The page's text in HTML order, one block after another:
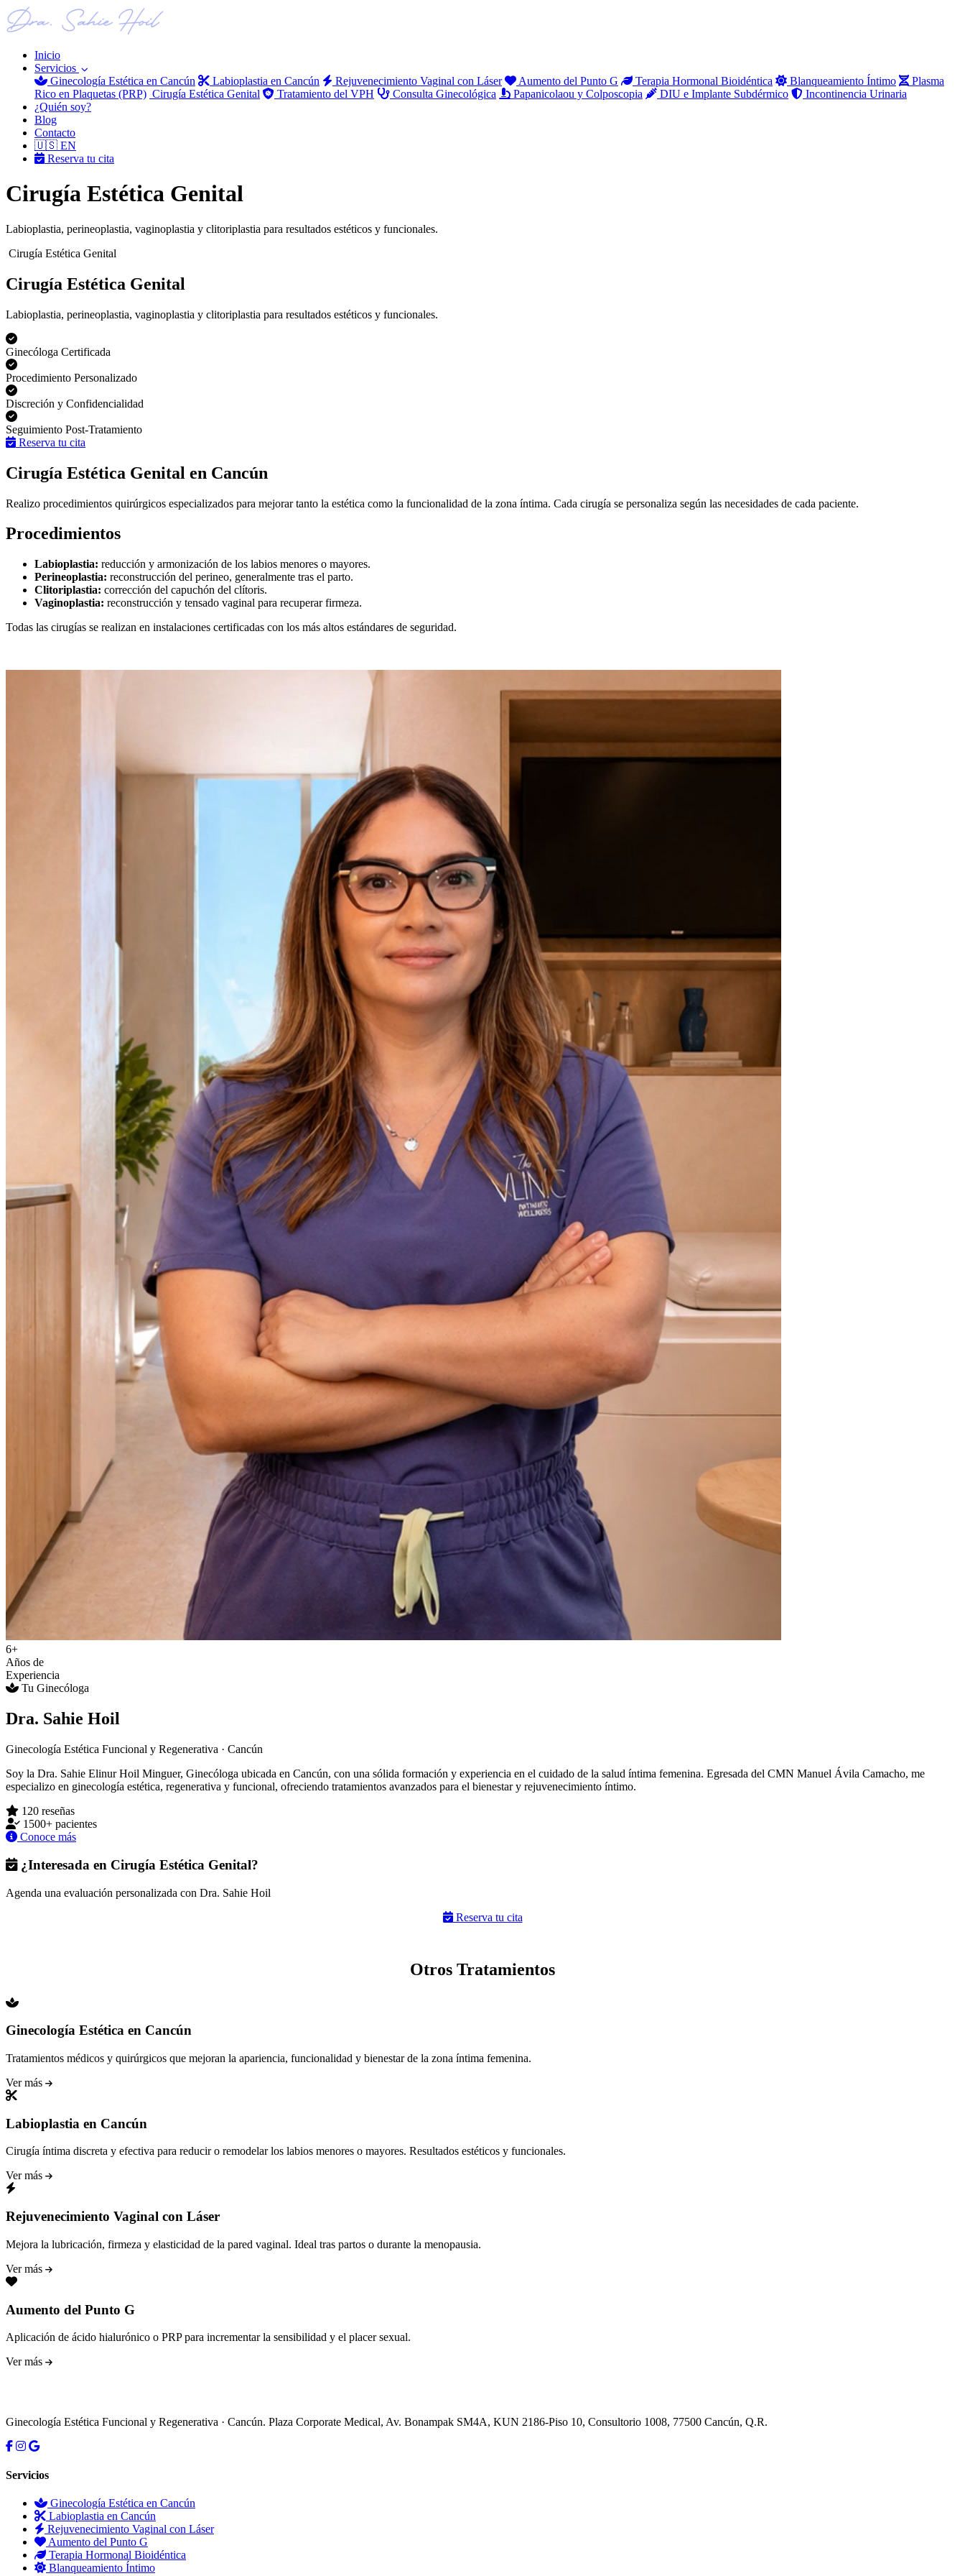
Inicio
Servicios
Ginecología Estética en Cancún
Labioplastia en Cancún Rejuvenecimiento Vaginal con Láser Aumento del Punto G Terapia Hormonal Bioidéntica Blanqueamiento Íntimo
Plasma
Rico en Plaquetas (PRP) Cirugía Estética Genital Tratamiento del VPH Consulta Ginecológica Papanicolaou y Colposcopia DIU e Implante Subdérmico
Incontinencia Urinaria
¿Quién soy?
Blog
Contacto
🇺🇸 EN
Reserva tu cita
Cirugía Estética Genital
Labioplastia, perineoplastia, vaginoplastia y clitoriplastia para resultados estéticos y funcionales.
Cirugía Estética Genital
Cirugía Estética Genital
Labioplastia, perineoplastia, vaginoplastia y clitoriplastia para resultados estéticos y funcionales.
Ginecóloga Certificada
Procedimiento Personalizado
Discreción y Confidencialidad
Seguimiento Post-Tratamiento
Reserva tu cita
Cirugía Estética Genital en Cancún
Realizo procedimientos quirúrgicos especializados para mejorar tanto la estética como la funcionalidad de la zona íntima. Cada cirugía se personaliza según las necesidades de cada paciente.
Procedimientos
Labioplastia: reducción y armonización de los labios menores o mayores.
Perineoplastia: reconstrucción del perineo, generalmente tras el parto.
Clitoriplastia: corrección del capuchón del clítoris.
Vaginoplastia: reconstrucción y tensado vaginal para recuperar firmeza.
Todas las cirugías se realizan en instalaciones certificadas con los más altos estándares de seguridad.
6+
Años de
Experiencia
Tu Ginecóloga
Dra. Sahie Hoil
Ginecología Estética Funcional y Regenerativa · Cancún
Soy la Dra. Sahie Elinur Hoil Minguer, Ginecóloga ubicada en Cancún, con una sólida formación y experiencia en el cuidado de la salud íntima femenina. Egresada del CMN Manuel Ávila Camacho, me
especializo en ginecología estética, regenerativa y funcional, ofreciendo tratamientos avanzados para el bienestar y rejuvenecimiento íntimo.
120 reseñas
1500+ pacientes
Conoce más
¿Interesada en Cirugía Estética Genital?
Agenda una evaluación personalizada con Dra. Sahie Hoil
Reserva tu cita
Otros Tratamientos
Ginecología Estética en Cancún
Tratamientos médicos y quirúrgicos que mejoran la apariencia, funcionalidad y bienestar de la zona íntima femenina.
Ver más
Labioplastia en Cancún
Cirugía íntima discreta y efectiva para reducir o remodelar los labios menores o mayores. Resultados estéticos y funcionales.
Ver más
Rejuvenecimiento Vaginal con Láser
Mejora la lubricación, firmeza y elasticidad de la pared vaginal. Ideal tras partos o durante la menopausia.
Ver más
Aumento del Punto G
Aplicación de ácido hialurónico o PRP para incrementar la sensibilidad y el placer sexual.
Ver más
Ginecología Estética Funcional y Regenerativa · Cancún. Plaza Corporate Medical, Av. Bonampak SM4A, KUN 2186-Piso 10, Consultorio 1008, 77500 Cancún, Q.R.
Servicios
Ginecología Estética en Cancún
Labioplastia en Cancún
Rejuvenecimiento Vaginal con Láser
Aumento del Punto G
Terapia Hormonal Bioidéntica
Blanqueamiento Íntimo